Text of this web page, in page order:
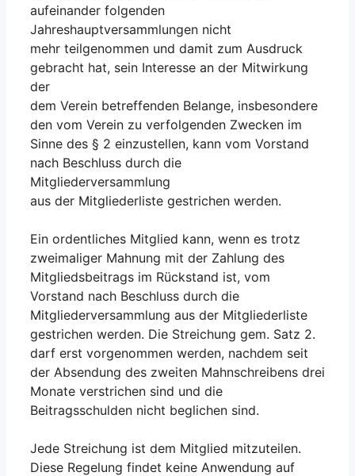
aufeinander folgenden
Jahreshauptversammlungen nicht
mehr teilgenommen und damit zum Ausdruck
gebracht hat, sein Interesse an der Mitwirkung
der
dem Verein betreffenden Belange, insbesondere
den vom Verein zu verfolgenden Zwecken im
Sinne des § 2 einzustellen, kann vom Vorstand
nach Beschluss durch die
Mitgliederversammlung
aus der Mitgliederliste gestrichen werden.
Ein ordentliches Mitglied kann, wenn es trotz
zweimaliger Mahnung mit der Zahlung des
Mitgliedsbeitrags im Rückstand ist, vom
Vorstand nach Beschluss durch die
Mitgliederversammlung aus der Mitgliederliste
gestrichen werden. Die Streichung gem. Satz 2.
darf erst vorgenommen werden, nachdem seit
der Absendung des zweiten Mahnschreibens drei
Monate verstrichen sind und die
Beitragsschulden nicht beglichen sind.
Jede Streichung ist dem Mitglied mitzuteilen.
Diese Regelung findet keine Anwendung auf